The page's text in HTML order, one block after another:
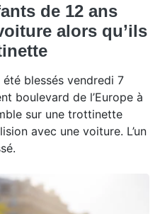
de 12 ans
alors qu’ils
blessés vendredi 7
boulevard de l’Europe à
sur une trottinette
avec une voiture. L’un